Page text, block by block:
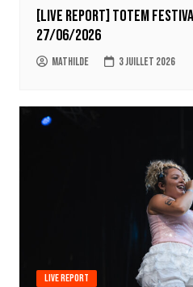
[LIVE REPORT] Totem
27/06/2026
Mathilde 3 juillet 2026
Live report